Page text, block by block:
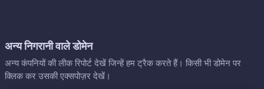
अन्य निगरानी वाले डोमेन
अन्य कंपनियों की लीक रिपोर्ट देखें जिन्हें हम ट्रैक करते हैं। किसी भी डोमेन पर
क्लिक कर उसकी एक्सपोज़र देखें।